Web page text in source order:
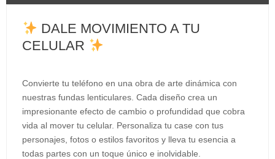
DALE MOVIMIENTO A TU
CELULAR
Convierte tu teléfono en una obra de arte dinámica con
nuestras fundas lenticulares. Cada diseño crea un
impresionante efecto de cambio o profundidad que cobra
vida al mover tu celular. Personaliza tu case con tus
personajes, fotos o estilos favoritos y lleva tu esencia a
todas partes con un toque único e inolvidable.